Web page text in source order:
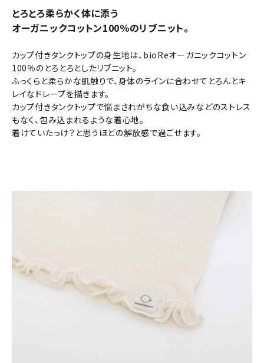
とろとろ柔らかく体に添う
オーガニックコットン100％のリブニット。
カップ付きタンクトップの身生地は、bioReオーガニックコットン
100％のとろとろとしたリブニット。
ふっくらと柔らかな肌触りで、身体のラインに合わせてとろんとキ
レイなドレープを描きます。
カップ付きタンクトップで悩まされがちな食い込みなどのストレス
もなく、包み込まれるような着心地。
着けていたっけ？と思うほどの解放感で過ごせます。